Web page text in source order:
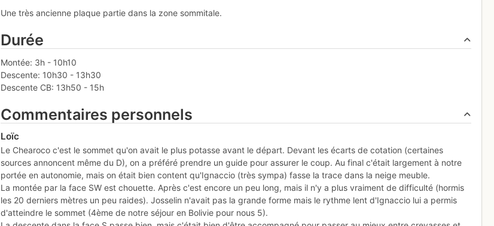
Une très ancienne plaque partie dans la zone sommitale.
Durée
Montée: 3h - 10h10
Descente: 10h30 - 13h30
Descente CB: 13h50 - 15h
Commentaires personnels
Loïc
Le Chearoco c'est le sommet qu'on avait le plus potasse avant le départ. Devant les écarts de cotation (certaines
sources annoncent même du D), on a préféré prendre un guide pour assurer le coup. Au final c'était largement à notre
portée en autonomie, mais on était bien content qu'Ignaccio (très sympa) fasse la trace dans la neige meuble.
La montée par la face SW est chouette. Après c'est encore un peu long, mais il n'y a plus vraiment de difficulté (hormis
les 20 derniers mètres un peu raides). Josselin n'avait pas la grande forme mais le rythme lent d'Ignaccio lui a permis
d'atteindre le sommet (4ème de notre séjour en Bolivie pour nous 5).